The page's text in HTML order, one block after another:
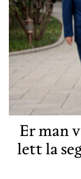
Er man
lett la